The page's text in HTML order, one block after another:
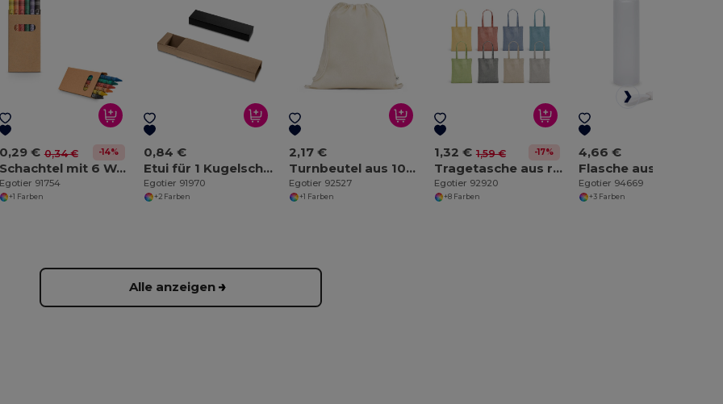
0,29 € 0,34 € -14%
Schachtel mit 6 Wachsmalstiften
Egotier 91754
+1 Farben
0,84 €
Etui für 1 Kugelschreiber aus Kraftpapier
Egotier 91970
+2 Farben
2,17 €
Turnbeutel aus 100% organische Bauwolle (140 g/m²)
Egotier 92527
+1 Farben
1,32 € 1,59 € -17%
Tragetasche aus recycelter Baumwolle (70%), polyester (30% rPET) (140 g/m²)
Egotier 92920
+8 Farben
4,66 €
Egotier 94669
+3 Farben
Alle anzeigen